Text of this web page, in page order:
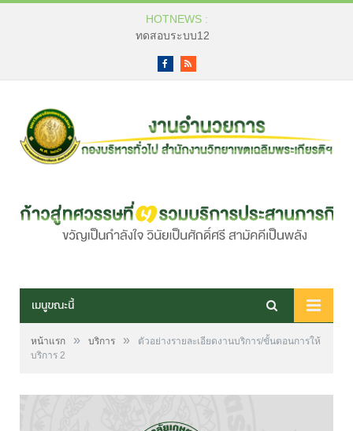
HOTNEWS :
ทดสอบระบบ12
FacebookRSS
เมนูขณะนี้
หน้าแรก » บริการ »
ตัวอย่างรายละเอียดงานบริการ/ขั้นตอนการให้
บริการ 2